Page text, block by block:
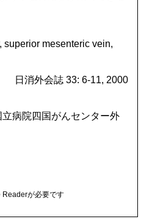
superior mesenteric vein,
日消外会誌 33: 6-11, 2000
院四国がんセンター外
Readerが必要です